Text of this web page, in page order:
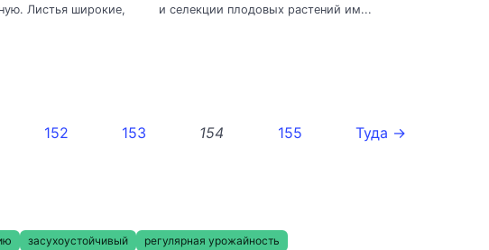
Листья широкие,
и селекции плодовых растений им...
152 153 154 155 Туда →
засухоустойчивый
регулярная урожайность